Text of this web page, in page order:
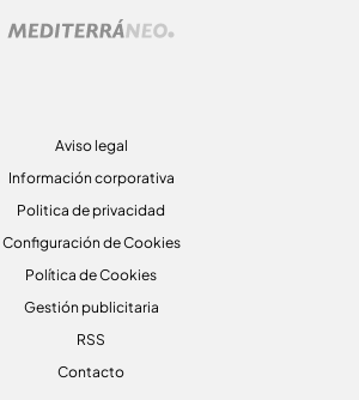
Aviso legal
Información corporativa
Politica de privacidad
Configuración de Cookies
Política de Cookies
Gestión publicitaria
RSS
Contacto